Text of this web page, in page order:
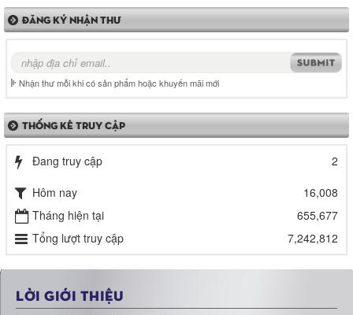
ĐĂNG KÝ NHẬN THƯ
Nhận thư mỗi khi có sản phẩm hoặc khuyến mãi mới
THỐNG KÊ TRUY CẬP
Đang truy cập
2
Hôm nay
16,008
Tháng hiện tại
655,677
Tổng lượt truy cập
7,242,812
LỜI GIỚI THIỆU